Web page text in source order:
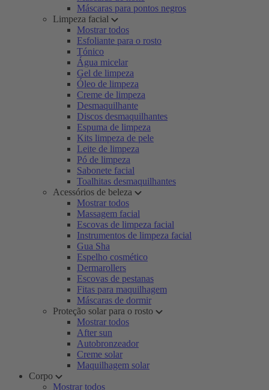
Máscaras para pontos negros
Limpeza facial
Mostrar todos
Esfoliante para o rosto
Tónico
Água micelar
Gel de limpeza
Óleo de limpeza
Creme de limpeza
Desmaquilhante
Discos desmaquilhantes
Espuma de limpeza
Kits limpeza de pele
Leite de limpeza
Pó de limpeza
Sabonete facial
Toalhitas desmaquilhantes
Acessórios de beleza
Mostrar todos
Massagem facial
Escovas de limpeza facial
Instrumentos de limpeza facial
Gua Sha
Espelho cosmético
Dermarollers
Escovas de pestanas
Fitas para maquilhagem
Máscaras de dormir
Proteção solar para o rosto
Mostrar todos
After sun
Autobronzeador
Creme solar
Maquilhagem solar
Corpo
Mostrar todos